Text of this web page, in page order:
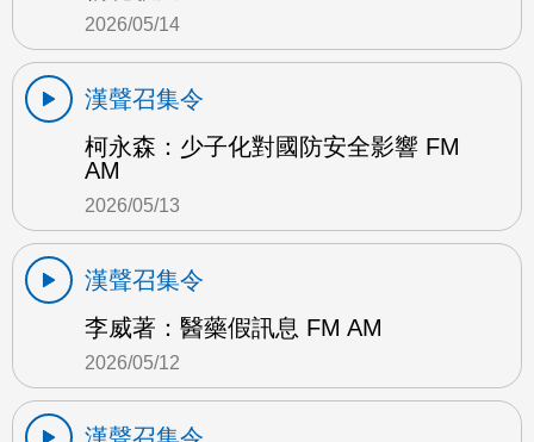
2026/05/14
漢聲召集令
柯永森：少子化對國防安全影響 FM
AM
2026/05/13
漢聲召集令
李威著：醫藥假訊息 FM AM
2026/05/12